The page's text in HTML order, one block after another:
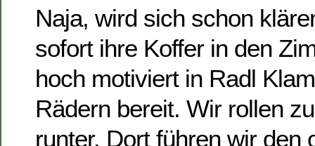
Naja, wird sich schon
sofort ihre Koffer in den
hoch motiviert in Radl
Rädern bereit. Wir rollen
runter. Dort führen wir den